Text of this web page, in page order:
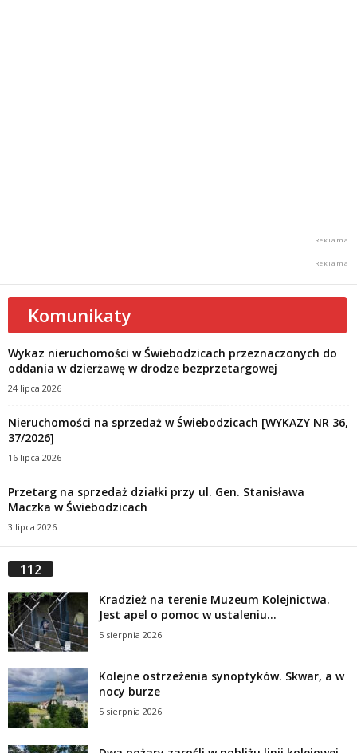
Komunikaty
Wykaz nieruchomości w Świebodzicach przeznaczonych do
oddania w dzierżawę w drodze bezprzetargowej
24 lipca 2026
Nieruchomości na sprzedaż w Świebodzicach [WYKAZY NR 36,
37/2026]
16 lipca 2026
Przetarg na sprzedaż działki przy ul. Gen. Stanisława
Maczka w Świebodzicach
3 lipca 2026
112
Kradzież na terenie Muzeum Kolejnictwa.
Jest apel o pomoc w ustaleniu...
5 sierpnia 2026
Kolejne ostrzeżenia synoptyków. Skwar, a w
nocy burze
5 sierpnia 2026